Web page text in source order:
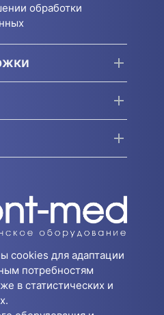
обработки
cookies для адаптации
потребностям
в статистических и